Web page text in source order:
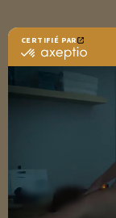
CERTIFIÉ PAR
certifié
En